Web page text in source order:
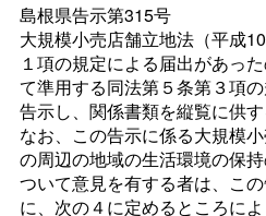
島根県告示第315号
大規模小売店舗立地法（平成
１項の規定による届出があっ
て準用する同法第５条第３項
告示し、関係書類を縦覧に供す
なお、この告示に係る大規模
の周辺の地域の生活環境の保
ついて意見を有する者は、こ
に、次の４に定めるところに